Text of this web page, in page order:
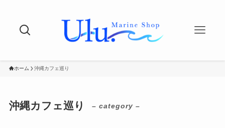
ホーム 沖縄カフェ巡り
沖縄カフェ巡り – category –